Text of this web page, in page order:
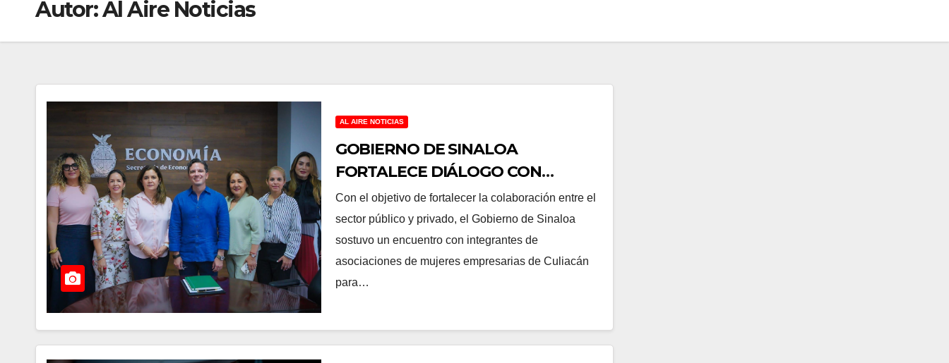
Autor:Al Aire Noticias
AL AIRE NOTICIAS
GOBIERNO DE SINALOA
FORTALECE DIÁLOGO CON
MUJERES EMPRESARIAS DE
CULIACÁN
Con el objetivo de fortalecer la colaboración entre el
sector público y privado, el Gobierno de Sinaloa
sostuvo un encuentro con integrantes de
asociaciones de mujeres empresarias de Culiacán
para…